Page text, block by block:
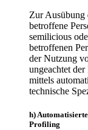
Zur Ausübung
betroffene
semilicious
betroffenen
der Nutzung
ungeachtet
mittels
technische
h)
Profiling